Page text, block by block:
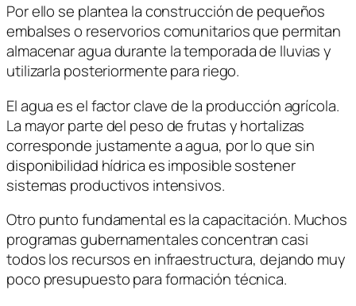
Por ello se plantea la construcción de pequeños
embalses o reservorios comunitarios que permitan
almacenar agua durante la temporada de lluvias y
utilizarla posteriormente para riego.
El agua es el factor clave de la producción agrícola.
La mayor parte del peso de frutas y hortalizas
corresponde justamente a agua, por lo que sin
disponibilidad hídrica es imposible sostener
sistemas productivos intensivos.
Otro punto fundamental es la capacitación. Muchos
programas gubernamentales concentran casi
todos los recursos en infraestructura, dejando muy
poco presupuesto para formación técnica.